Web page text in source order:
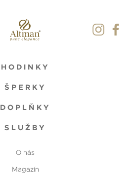
HODINKY
ŠPERKY
DOPLŇKY
SLUŽBY
O nás
Magazín